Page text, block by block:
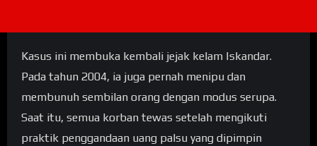
Kasus ini membuka kembali jejak kelam Iskandar.
Pada tahun 2004, ia juga pernah menipu dan
membunuh sembilan orang dengan modus serupa.
Saat itu, semua korban tewas setelah mengikuti
praktik penggandaan uang palsu yang dipimpin